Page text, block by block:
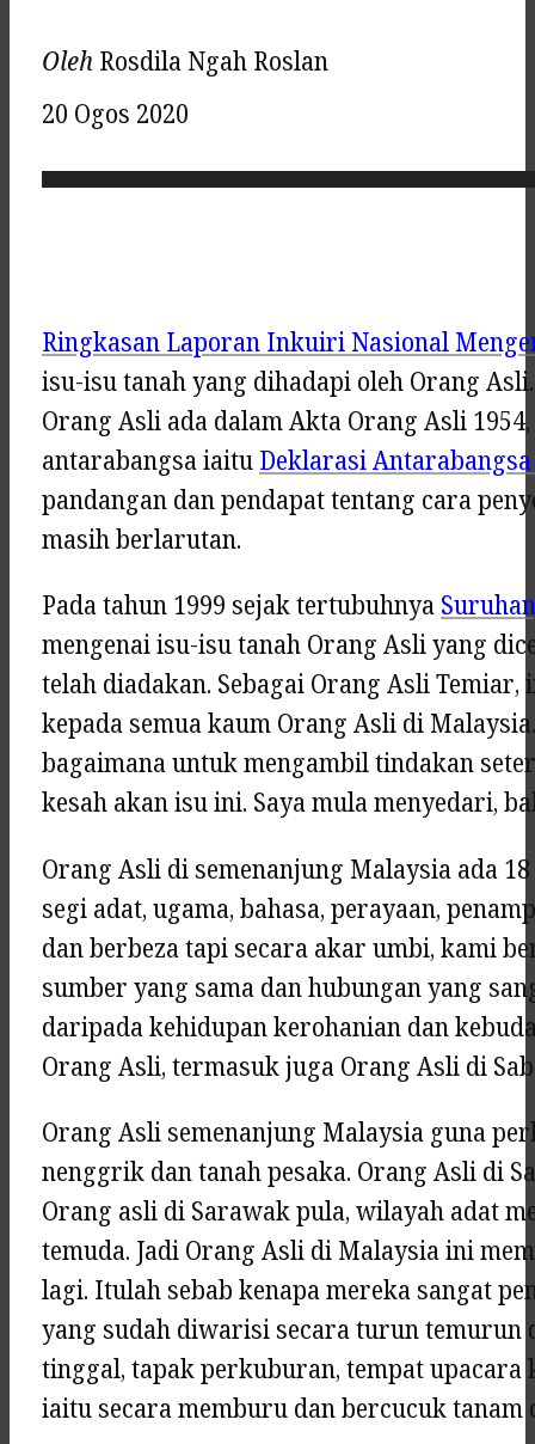
OlehRosdila Ngah Roslan
20 Ogos 2020
Ringkasan Laporan Inkuiri Nasional
isu-isu tanah yang dihadapi oleh Orang
Orang Asli ada dalam Akta Orang Asli
antarabangsa iaituDeklarasi
pandangan dan pendapat tentang cara
masih berlarutan.
Pada tahun 1999 sejak tertubuhnya
mengenai isu-isu tanah Orang Asli yang
telah diadakan. Sebagai Orang Asli
kepada semua kaum Orang Asli di
bagaimana untuk mengambil tindakan
kesah akan isu ini. Saya mula menyedari,
Orang Asli di semenanjung Malaysia ada
segi adat, ugama, bahasa, perayaan,
dan berbeza tapi secara akar umbi, kami
sumber yang sama dan hubungan yang
daripada kehidupan kerohanian dan
Orang Asli, termasuk juga Orang Asli di
Orang Asli semenanjung Malaysia guna
nenggrik dan tanah pesaka. Orang Asli di
Orang asli di Sarawak pula, wilayah adat
temuda. Jadi Orang Asli di Malaysia ini
lagi. Itulah sebab kenapa mereka sangat
yang sudah diwarisi secara turun temurun
tinggal, tapak perkuburan, tempat
iaitu secara memburu dan bercucuk tanam